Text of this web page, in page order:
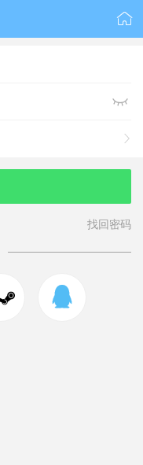



找回密码
